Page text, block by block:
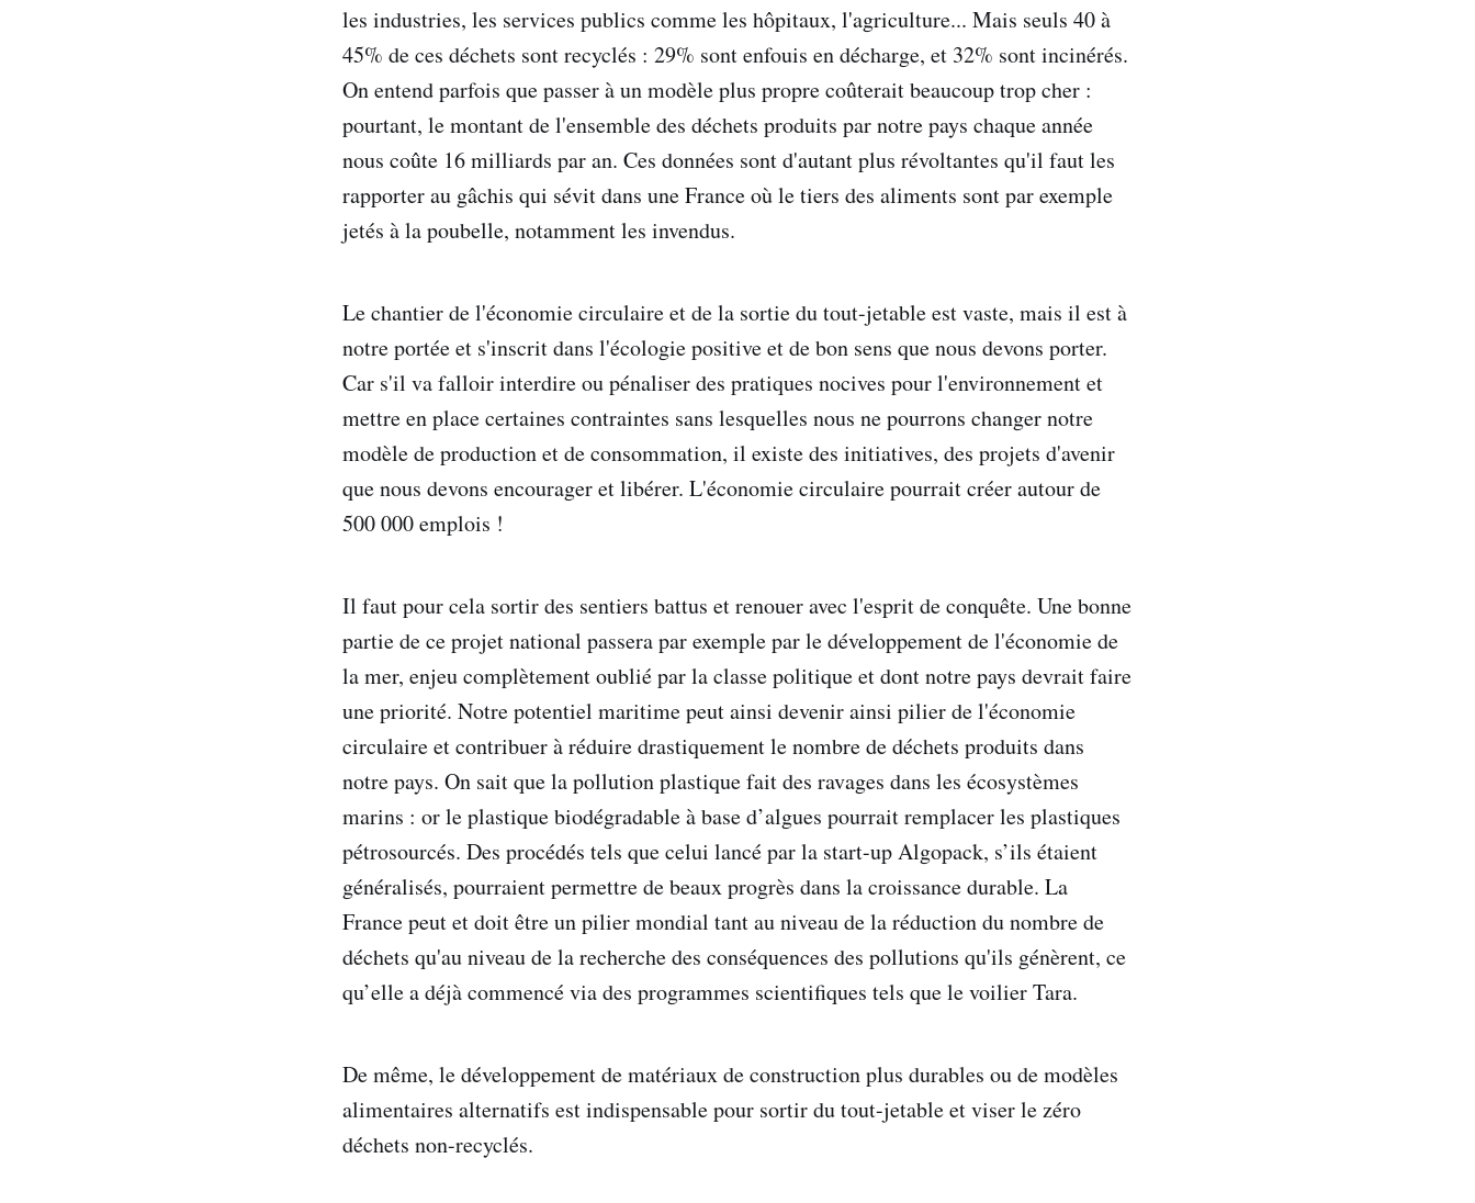
les industries, les services publics comme les hôpitaux, l'agriculture... Mais seuls 40 à
45% de ces déchets sont recyclés : 29% sont enfouis en décharge, et 32% sont incinérés.
On entend parfois que passer à un modèle plus propre coûterait beaucoup trop cher :
pourtant, le montant de l'ensemble des déchets produits par notre pays chaque année
nous coûte 16 milliards par an. Ces données sont d'autant plus révoltantes qu'il faut les
rapporter au gâchis qui sévit dans une France où le tiers des aliments sont par exemple
jetés à la poubelle, notamment les invendus.
Le chantier de l'économie circulaire et de la sortie du tout-jetable est vaste, mais il est à
notre portée et s'inscrit dans l'écologie positive et de bon sens que nous devons porter.
Car s'il va falloir interdire ou pénaliser des pratiques nocives pour l'environnement et
mettre en place certaines contraintes sans lesquelles nous ne pourrons changer notre
modèle de production et de consommation, il existe des initiatives, des projets d'avenir
que nous devons encourager et libérer. L'économie circulaire pourrait créer autour de
500 000 emplois !
Il faut pour cela sortir des sentiers battus et renouer avec l'esprit de conquête. Une bonne
partie de ce projet national passera par exemple par le développement de l'économie de
la mer, enjeu complètement oublié par la classe politique et dont notre pays devrait faire
une priorité. Notre potentiel maritime peut ainsi devenir ainsi pilier de l'économie
circulaire et contribuer à réduire drastiquement le nombre de déchets produits dans
notre pays. On sait que la pollution plastique fait des ravages dans les écosystèmes
marins : or le plastique biodégradable à base d’algues pourrait remplacer les plastiques
pétrosourcés. Des procédés tels que celui lancé par la start-up Algopack, s’ils étaient
généralisés, pourraient permettre de beaux progrès dans la croissance durable. La
France peut et doit être un pilier mondial tant au niveau de la réduction du nombre de
déchets qu'au niveau de la recherche des conséquences des pollutions qu'ils génèrent, ce
qu’elle a déjà commencé via des programmes scientifiques tels que le voilier Tara.
De même, le développement de matériaux de construction plus durables ou de modèles
alimentaires alternatifs est indispensable pour sortir du tout-jetable et viser le zéro
déchets non-recyclés.